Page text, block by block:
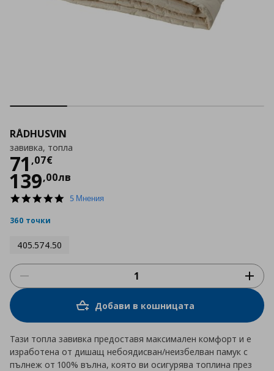
RÅDHUSVIN
завивка, топла
71 ,07€
Цена
139,00лв
5.0
5 Мнения
360 точки
405.574.50
Добави в кошницата
Тази топла завивка предоставя максимален комфорт и е
изработена от дишащ небоядисван/неизбелван памук с
пълнеж от 100% вълна, която ви осигурява топлина през